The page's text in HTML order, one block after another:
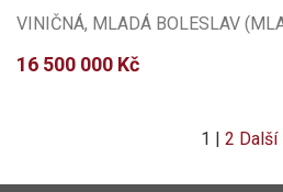
VINIČNÁ, MLADÁ BOLESLAV
16 500 000 Kč
1 | 2 Další